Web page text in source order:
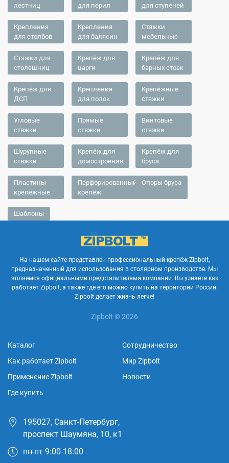
лестниц
для перил
для ступеней
Крепления
для столбов
Крепления
для балясин
Стяжки
мебельные
Стяжки для
столешниц
Крепёж для
царги
Крепёж для
барных стоек
Крепёж для
ДСП
Крепления
для полок
Крепёжные
стяжки
Угловые
стяжки
Прямые
стяжки
Винтовые
стяжки
Шурупные
стяжки
Крепёж для
домостроения
Крепёж для
бруса
Пластины
крепёжные
Перфорированный
крепёж
Опоры бруса
Шаблоны
На нашем сайте представлен профессиональный крепёж Zipbolt,
предназначенный для использования в столярном производстве. Мы
являемся официальными представителями компании. Вы узнаете как
работает Zipbolt, а также где его можно купить на территории России.
Zipbolt делает жизнь легче!
Zipbolt © 2026
Каталог
Как работает Zipbolt
Применение Zipbolt
Где купить
Сотрудничество
Мир Zipbolt
Новости
195027, Санкт-Петербург,
проспект Шаумяна, 10, к1
пн-пт 9:00-18:00